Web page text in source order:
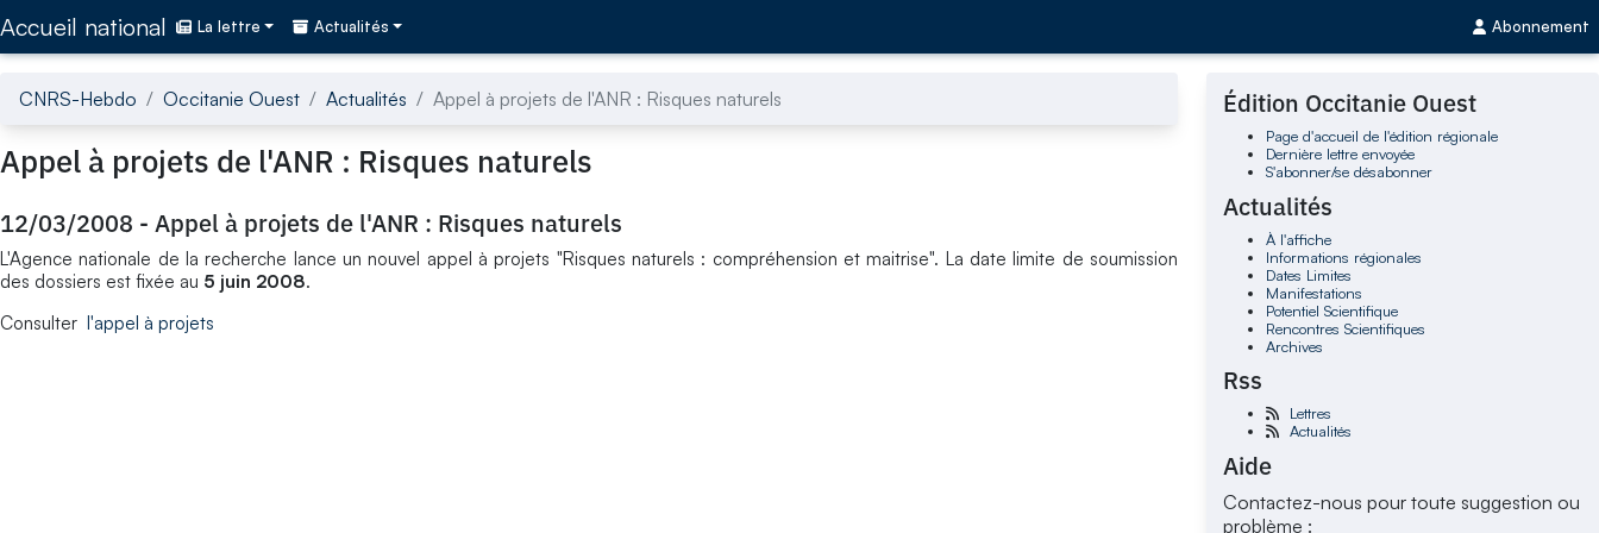
Accueil national La lettre Actualités Abonnement
CNRS-Hebdo Occitanie Ouest Actualités Appel à projets de l'ANR : Risques naturels
Appel à projets de l'ANR : Risques naturels
12/03/2008 - Appel à projets de l'ANR : Risques naturels
L'Agence nationale de la recherche lance un nouvel appel à projets "Risques naturels : compréhension et maitrise". La date limite de soumission
des dossiers est fixée au 5 juin 2008.
Consulter l'appel à projets
Édition Occitanie Ouest
Page d'accueil de l'édition régionale
Dernière lettre envoyée
S'abonner/se désabonner
Actualités
À l'affiche
Informations régionales
Dates Limites
Manifestations
Potentiel Scientifique
Rencontres Scientifiques
Archives
Rss
Lettres
Actualités
Aide
Contactez-nous pour toute suggestion ou
problème :